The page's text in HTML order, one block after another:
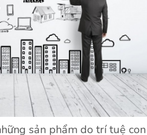
sản phẩm do trí tuệ con